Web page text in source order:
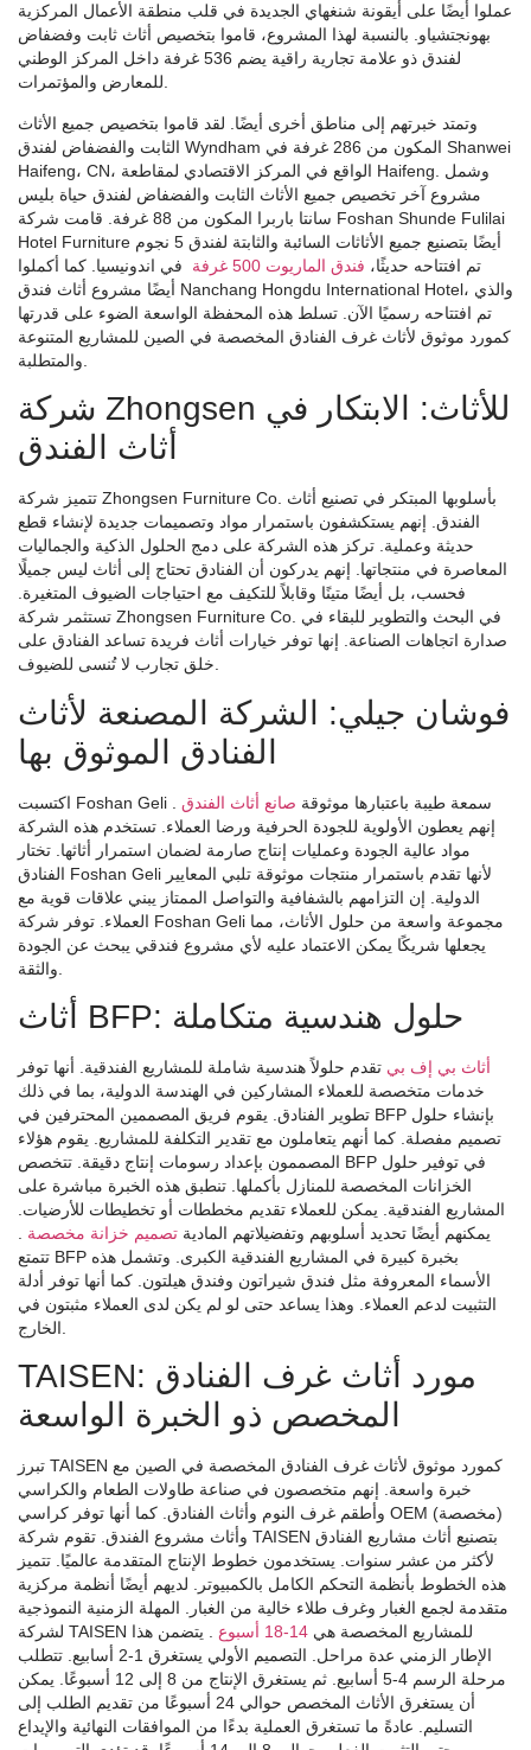
عملوا أيضًا على أيقونة شنغهاي الجديدة في قلب منطقة الأعمال المركزية
بهونجتشياو. بالنسبة لهذا المشروع، قاموا بتخصيص أثاث ثابت وفضفاض
لفندق ذو علامة تجارية راقية يضم 536 غرفة داخل المركز الوطني
للمعارض والمؤتمرات.
وتمتد خبرتهم إلى مناطق أخرى أيضًا. لقد قاموا بتخصيص جميع الأثاث
الثابت والفضفاض لفندق Wyndham المكون من 286 غرفة في Shanwei
Haifeng، CN، الواقع في المركز الاقتصادي لمقاطعة Haifeng. وشمل
مشروع آخر تخصيص جميع الأثاث الثابت والفضفاض لفندق حياة بليس
سانتا باربرا المكون من 88 غرفة. قامت شركة Foshan Shunde Fulilai
Hotel Furniture أيضًا بتصنيع جميع الأثاثات السائبة والثابتة لفندق 5 نجوم
تم افتتاحه حديثًا، فندق الماريوت 500 غرفة
في اندونيسيا. كما أكملوا
أيضًا مشروع أثاث فندق Nanchang Hongdu International Hotel، والذي
تم افتتاحه رسميًا الآن. تسلط هذه المحفظة الواسعة الضوء على قدرتها
كمورد موثوق لأثاث غرف الفنادق المخصصة في الصين للمشاريع المتنوعة
شركة Zhongsen للأثاث: الابتكار في
تتميز شركة Zhongsen Furniture Co. بأسلوبها المبتكر في تصنيع أثاث
الفندق. إنهم يستكشفون باستمرار مواد وتصميمات جديدة لإنشاء قطع
حديثة وعملية. تركز هذه الشركة على دمج الحلول الذكية والجماليات
المعاصرة في منتجاتها. إنهم يدركون أن الفنادق تحتاج إلى أثاث ليس جميلًا
فحسب، بل أيضًا متينًا وقابلاً للتكيف مع احتياجات الضيوف المتغيرة.
تستثمر شركة Zhongsen Furniture Co. في البحث والتطوير للبقاء في
صدارة اتجاهات الصناعة. إنها توفر خيارات أثاث فريدة تساعد الفنادق على
خلق تجارب لا تُنسى للضيوف.
فوشان جيلي: الشركة المصنعة لأثاث
الفنادق الموثوق بها
اكتسبت Foshan Geli سمعة طيبة باعتبارها موثوقة صانع أثاث الفندق
إنهم يعطون الأولوية للجودة الحرفية ورضا العملاء. تستخدم هذه الشركة
مواد عالية الجودة وعمليات إنتاج صارمة لضمان استمرار أثاثها. تختار
الفنادق Foshan Geli لأنها تقدم باستمرار منتجات موثوقة تلبي المعايير
الدولية. إن التزامهم بالشفافية والتواصل الممتاز يبني علاقات قوية مع
العملاء. توفر شركة Foshan Geli مجموعة واسعة من حلول الأثاث، مما
يجعلها شريكًا يمكن الاعتماد عليه لأي مشروع فندقي يبحث عن الجودة
أثاث بي إف بي تقدم حلولاً هندسية شاملة للمشاريع الفندقية. أنها توفر
خدمات متخصصة للعملاء المشاركين في الهندسة الدولية، بما في ذلك
تطوير الفنادق. يقوم فريق المصممين المحترفين في BFP بإنشاء حلول
تصميم مفصلة. كما أنهم يتعاملون مع تقدير التكلفة للمشاريع. يقوم هؤلاء
المصممون بإعداد رسومات إنتاج دقيقة. تتخصص BFP في توفير حلول
الخزانات المخصصة للمنازل بأكملها. تنطبق هذه الخبرة مباشرة على
المشاريع الفندقية. يمكن للعملاء تقديم مخططات أو تخطيطات للأرضيات.
يمكنهم أيضًا تحديد أسلوبهم وتفضيلاتهم المادية تصميم خزانة مخصصة
تتمتع BFP بخبرة كبيرة في المشاريع الفندقية الكبرى. وتشمل هذه
الأسماء المعروفة مثل فندق شيراتون وفندق هيلتون. كما أنها توفر أدلة
التثبيت لدعم العملاء. وهذا يساعد حتى لو لم يكن لدى العملاء مثبتون في
TAISEN: مورد أثاث غرف الفنادق
تبرز TAISEN كمورد موثوق لأثاث غرف الفنادق المخصصة في الصين مع
خبرة واسعة. إنهم متخصصون في صناعة طاولات الطعام والكراسي
وأطقم غرف النوم وأثاث الفنادق. كما أنها توفر كراسي OEM (مخصصة)
وأثاث مشروع الفندق. تقوم شركة TAISEN بتصنيع أثاث مشاريع الفنادق
لأكثر من عشر سنوات. يستخدمون خطوط الإنتاج المتقدمة عالميًا. تتميز
هذه الخطوط بأنظمة التحكم الكامل بالكمبيوتر. لديهم أيضًا أنظمة مركزية
متقدمة لجمع الغبار وغرف طلاء خالية من الغبار. المهلة الزمنية النموذجية
لشركة TAISEN للمشاريع المخصصة هي 14-18 أسبوع
. يتضمن هذا
الإطار الزمني عدة مراحل. التصميم الأولي يستغرق 1-2 أسابيع. تتطلب
مرحلة الرسم 4-5 أسابيع. ثم يستغرق الإنتاج من 8 إلى 12 أسبوعًا. يمكن
أن يستغرق الأثاث المخصص حوالي 24 أسبوعًا من تقديم الطلب إلى
التسليم. عادةً ما تستغرق العملية بدءًا من الموافقات النهائية والإيداع